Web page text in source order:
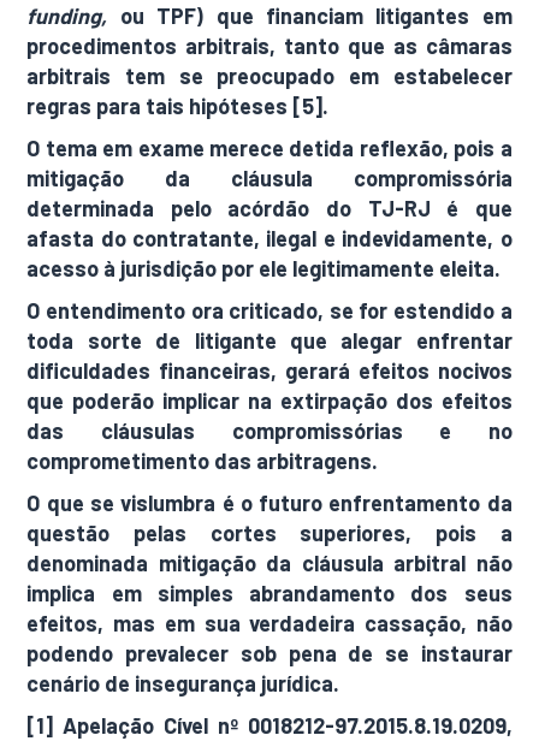
funding, ou TPF) que financiam litigantes em
procedimentos arbitrais, tanto que as câmaras
arbitrais tem se preocupado em estabelecer
regras para tais hipóteses [5].
O tema em exame merece detida reflexão, pois a
mitigação da cláusula compromissória
determinada pelo acórdão do TJ-RJ é que
afasta do contratante, ilegal e indevidamente, o
acesso à jurisdição por ele legitimamente eleita.
O entendimento ora criticado, se for estendido a
toda sorte de litigante que alegar enfrentar
dificuldades financeiras, gerará efeitos nocivos
que poderão implicar na extirpação dos efeitos
das cláusulas compromissórias e no
comprometimento das arbitragens.
O que se vislumbra é o futuro enfrentamento da
questão pelas cortes superiores, pois a
denominada mitigação da cláusula arbitral não
implica em simples abrandamento dos seus
efeitos, mas em sua verdadeira cassação, não
podendo prevalecer sob pena de se instaurar
cenário de insegurança jurídica.
[1] Apelação Cível nº 0018212-97.2015.8.19.0209,